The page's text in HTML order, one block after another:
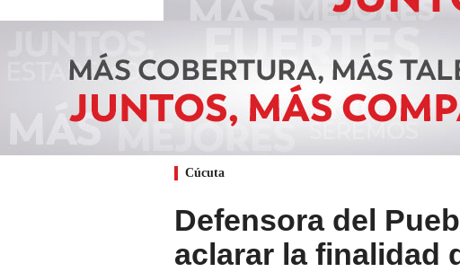
Cúcuta
Defensora del
aclarar la finalidad